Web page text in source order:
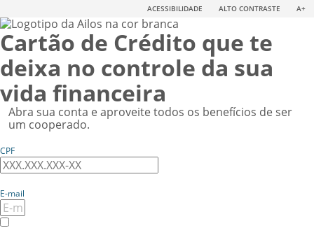
ACESSIBILIDADE ALTO CONTRASTE A+
Cartão de Crédito que te
deixa no controle da sua
vida financeira
Abra sua conta e aproveite todos os benefícios de ser
um cooperado.
CPF
E-mail